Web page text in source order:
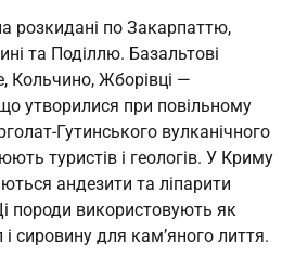
розкидані по Закарпаттю,
та Поділлю. Базальтові
Кольчино, Жборівці —
утворилися при повільному
Гутинського вулканічного
туристів і геологів. У Криму
андезити та ліпарити
породи використовують як
і сировину для кам’яного лиття.